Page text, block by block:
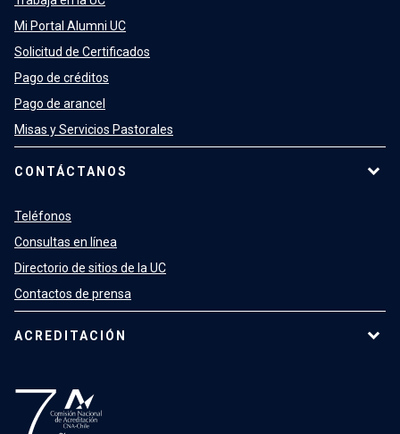
Mi Portal Alumni UC
Solicitud de Certificados
Pago de créditos
Pago de arancel
Misas y Servicios Pastorales
CONTÁCTANOS
Teléfonos
Consultas en línea
Directorio de sitios de la UC
Contactos de prensa
ACREDITACIÓN